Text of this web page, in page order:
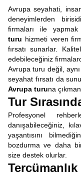
Avrupa seyahati,
deneyimlerden
firmaları ile
turu hizmeti veren
fırsatı sunarlar.
edebileceğiniz
Avrupa turu değil,
seyahat fırsatı da
Avrupa turuna
Tur
Profesyonel
danışabileceğiniz,
yaşantısını
bozdurma ve daha
size destek olurlar.
Tercümanlık